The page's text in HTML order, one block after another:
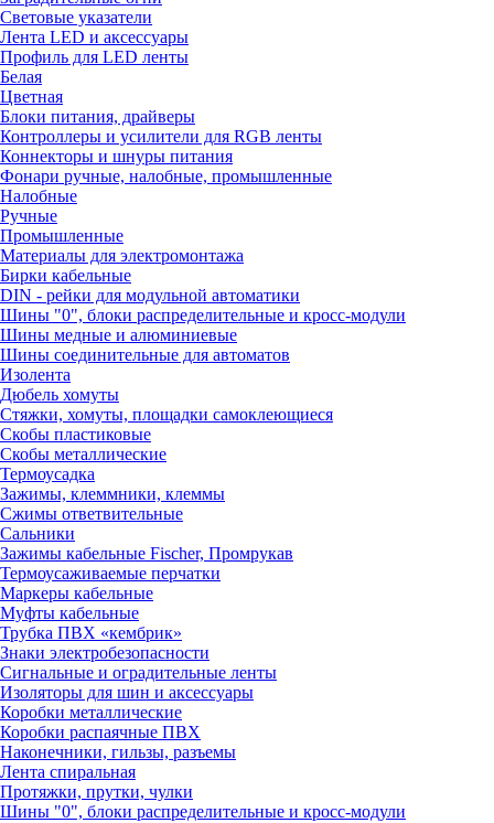
Световые указатели
Лента LED и аксессуары
Профиль для LED ленты
Белая
Цветная
Блоки питания, драйверы
Контроллеры и усилители для RGB ленты
Коннекторы и шнуры питания
Фонари ручные, налобные, промышленные
Налобные
Ручные
Промышленные
Материалы для электромонтажа
Бирки кабельные
DIN - рейки для модульной автоматики
Шины "0", блоки распределительные и кросс-модули
Шины медные и алюминиевые
Шины соединительные для автоматов
Изолента
Дюбель хомуты
Стяжки, хомуты, площадки самоклеющиеся
Скобы пластиковые
Скобы металлические
Термоусадка
Зажимы, клеммники, клеммы
Сжимы ответвительные
Сальники
Зажимы кабельные Fischer, Промрукав
Термоусаживаемые перчатки
Маркеры кабельные
Муфты кабельные
Трубка ПВХ «кембрик»
Знаки электробезопасности
Сигнальные и оградительные ленты
Изоляторы для шин и аксессуары
Коробки металлические
Коробки распаячные ПВХ
Наконечники, гильзы, разъемы
Лента спиральная
Протяжки, прутки, чулки
Шины "0", блоки распределительные и кросс-модули